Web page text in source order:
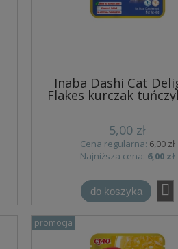
Inaba Dashi Cat
Flakes kurczak
5,00 zł
Cena regularna: 6,00 zł
Najniższa cena: 6,00 zł
do koszyka
promocja